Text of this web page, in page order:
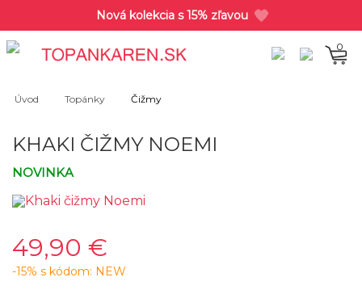
Nová kolekcia s 15% zľavou
0
Úvod Topánky Čižmy
KHAKI ČIŽMY NOEMI
NOVINKA
49,90 €
-15% s kódom: NEW